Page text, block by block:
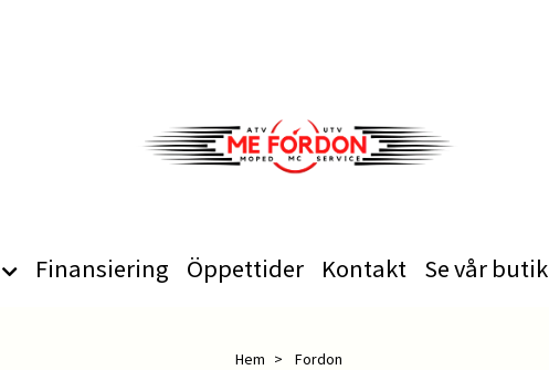
Finansiering Öppettider Kontakt Se vår butik
Hem Fordon